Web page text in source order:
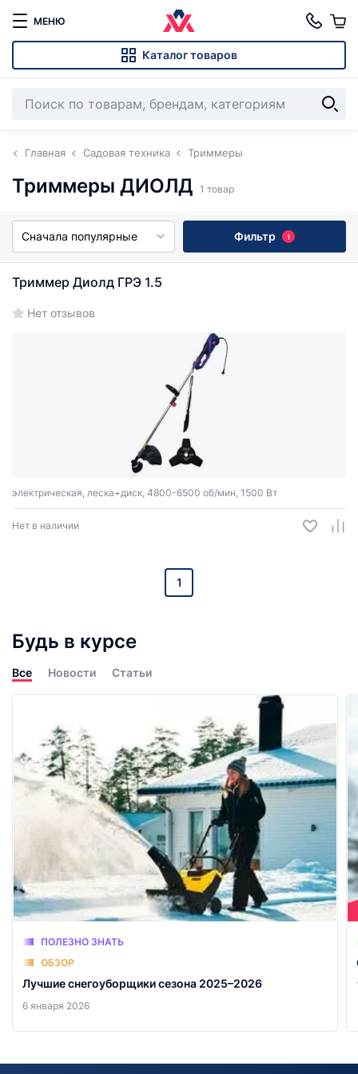
МЕНЮ
Каталог товаров
Главная Садовая техника Триммеры
Триммеры ДИОЛД 1 товар
Сначала популярные Фильтр 1
Триммер Диолд ГРЭ 1.5
Нет отзывов
электрическая, леска+диск, 4800-6500 об/мин, 1500 Вт
Нет в наличии
1
Будь в курсе
Все Новости Статьи
ПОЛЕЗНО ЗНАТЬ
ОБЗОР
Лучшие снегоуборщики сезона 2025–2026
6 января 2026